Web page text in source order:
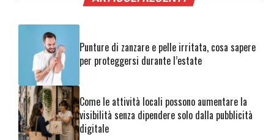
Punture di zanzare e pelle irritata, cosa sapere
per proteggersi durante l’estate
Come le attività locali possono aumentare la
visibilità senza dipendere solo dalla pubblicità
digitale